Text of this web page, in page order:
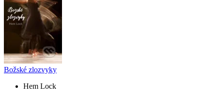
Božské zlozvyky
Hem Lock